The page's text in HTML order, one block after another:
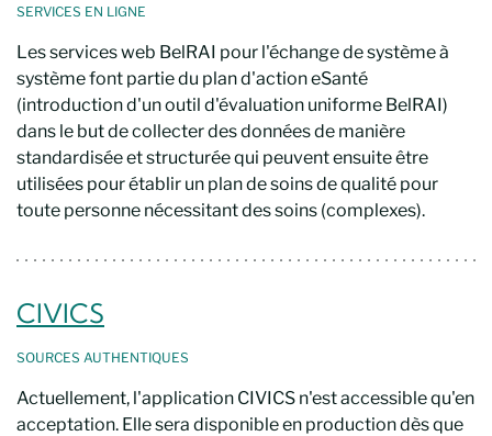
SERVICES EN LIGNE
Les services web BelRAI pour l'échange de système à
système font partie du plan d'action eSanté
(introduction d'un outil d'évaluation uniforme BelRAI)
dans le but de collecter des données de manière
standardisée et structurée qui peuvent ensuite être
utilisées pour établir un plan de soins de qualité pour
toute personne nécessitant des soins (complexes).
CIVICS
SOURCES AUTHENTIQUES
Actuellement, l'application CIVICS n'est accessible qu'en
acceptation. Elle sera disponible en production dès que